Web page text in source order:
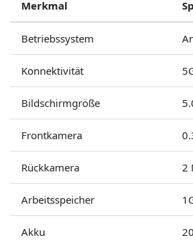
Merkmal
Betriebssystem
Konnektivität
Bildschirmgröße
Frontkamera
Rückkamera 2
Arbeitsspeicher
Akku